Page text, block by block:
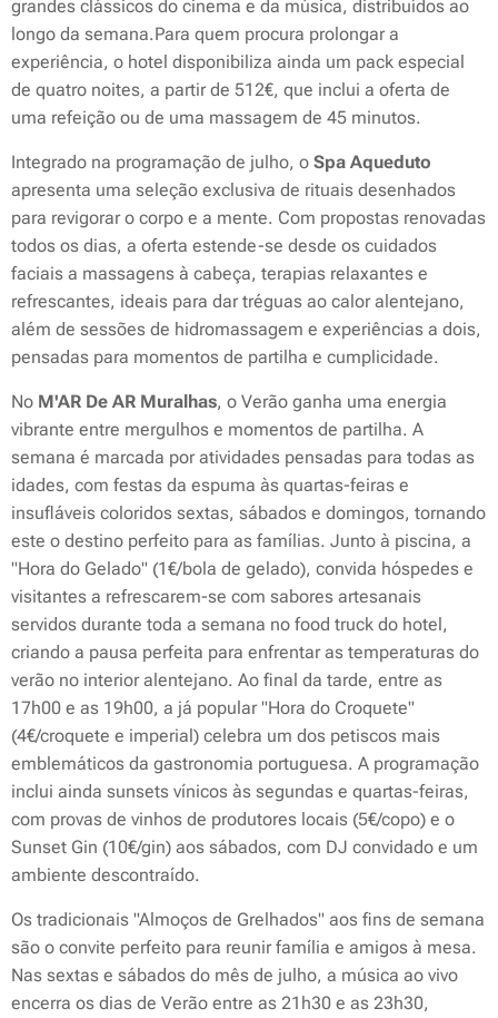
grandes clássicos do cinema e da música, distribuídos ao
longo da semana.Para quem procura prolongar a
experiência, o hotel disponibiliza ainda um pack especial
de quatro noites, a partir de 512€, que inclui a oferta de
uma refeição ou de uma massagem de 45 minutos.
Integrado na programação de julho, o Spa Aqueduto
apresenta uma seleção exclusiva de rituais desenhados
para revigorar o corpo e a mente. Com propostas renovadas
todos os dias, a oferta estende-se desde os cuidados
faciais a massagens à cabeça, terapias relaxantes e
refrescantes, ideais para dar tréguas ao calor alentejano,
além de sessões de hidromassagem e experiências a dois,
pensadas para momentos de partilha e cumplicidade.
No M'AR De AR Muralhas, o Verão ganha uma energia
vibrante entre mergulhos e momentos de partilha. A
semana é marcada por atividades pensadas para todas as
idades, com festas da espuma às quartas-feiras e
insufláveis coloridos sextas, sábados e domingos, tornando
este o destino perfeito para as famílias. Junto à piscina, a
"Hora do Gelado" (1€/bola de gelado), convida hóspedes e
visitantes a refrescarem-se com sabores artesanais
servidos durante toda a semana no food truck do hotel,
criando a pausa perfeita para enfrentar as temperaturas do
verão no interior alentejano. Ao final da tarde, entre as
17h00 e as 19h00, a já popular "Hora do Croquete"
(4€/croquete e imperial) celebra um dos petiscos mais
emblemáticos da gastronomia portuguesa. A programação
inclui ainda sunsets vínicos às segundas e quartas-feiras,
com provas de vinhos de produtores locais (5€/copo) e o
Sunset Gin (10€/gin) aos sábados, com DJ convidado e um
ambiente descontraído.
Os tradicionais "Almoços de Grelhados" aos fins de semana
são o convite perfeito para reunir família e amigos à mesa.
Nas sextas e sábados do mês de julho, a música ao vivo
encerra os dias de Verão entre as 21h30 e as 23h30,